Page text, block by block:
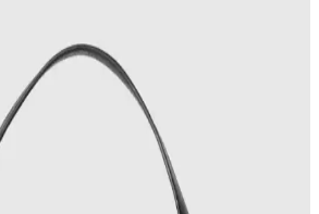
Orijinallik
boyut, doku ve renklerle zenginleşir.
tercih edilen çantalar, koleksiyon yönetimi
kontrolü önem taşır.
İçin Moda ve
El Çantası Seçimi